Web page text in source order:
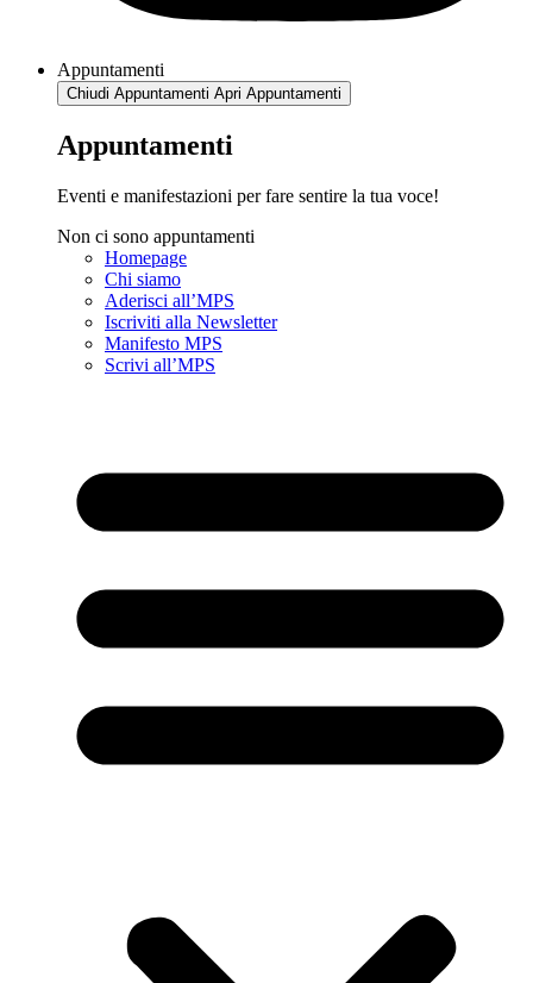
Appuntamenti
Chiudi Appuntamenti Apri Appuntamenti
Appuntamenti
Eventi e manifestazioni per fare sentire la tua voce!
Non ci sono appuntamenti
Homepage
Chi siamo
Aderisci all’MPS
Iscriviti alla Newsletter
Manifesto MPS
Scrivi all’MPS